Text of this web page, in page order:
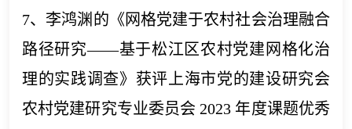
7、李鸿渊的《网格党建于农村社会治理融合
路径研究——基于松江区农村党建网格化治
理的实践调查》获评上海市党的建设研究会
农村党建研究专业委员会 2023 年度课题优秀